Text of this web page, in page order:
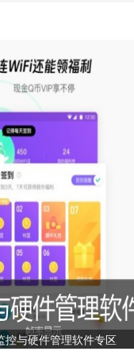
控与硬件管理软件专区